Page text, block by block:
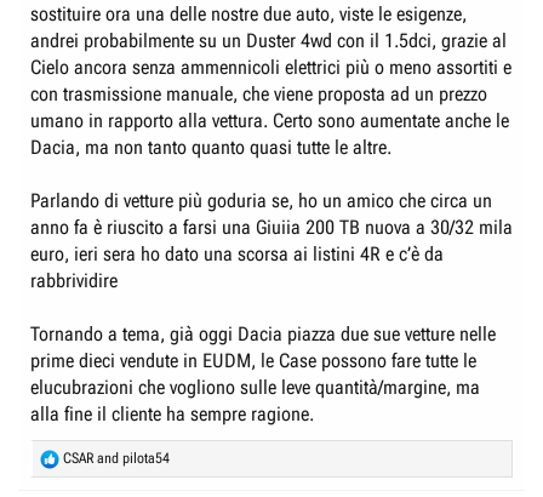
sostituire ora una delle nostre due auto, viste le esigenze,
andrei probabilmente su un Duster 4wd con il 1.5dci, grazie al
Cielo ancora senza ammennicoli elettrici più o meno assortiti e
con trasmissione manuale, che viene proposta ad un prezzo
umano in rapporto alla vettura. Certo sono aumentate anche le
Dacia, ma non tanto quanto quasi tutte le altre.
Parlando di vetture più goduria se, ho un amico che circa un
anno fa è riuscito a farsi una Giuiia 200 TB nuova a 30/32 mila
euro, ieri sera ho dato una scorsa ai listini 4R e c’è da
rabbrividire
Tornando a tema, già oggi Dacia piazza due sue vetture nelle
prime dieci vendute in EUDM, le Case possono fare tutte le
elucubrazioni che vogliono sulle leve quantità/margine, ma
alla fine il cliente ha sempre ragione.
R
e
CSAR and pilota54